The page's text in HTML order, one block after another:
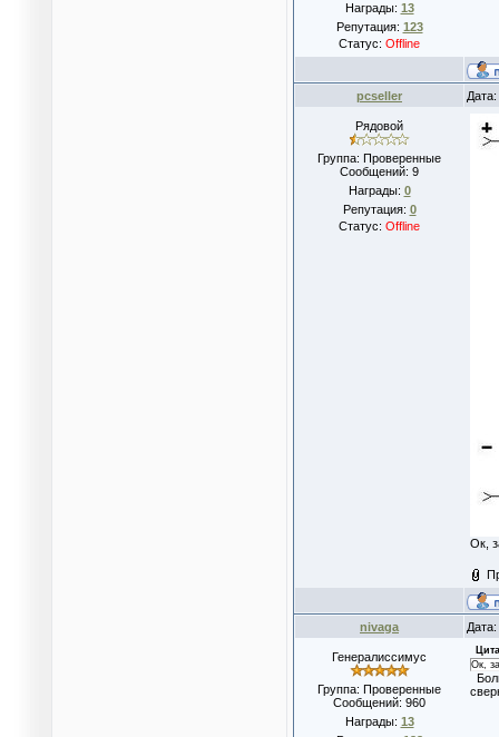
Награды: 13
Репутация: 123
Статус: Offline
pcseller
Рядовой
Группа: Проверенные
Сообщений: 9
Награды: 0
Репутация: 0
Статус: Offline
Ок,
nivaga
Генералиссимус
Группа: Проверенные
Сообщений: 960
Награды: 13
Ок,